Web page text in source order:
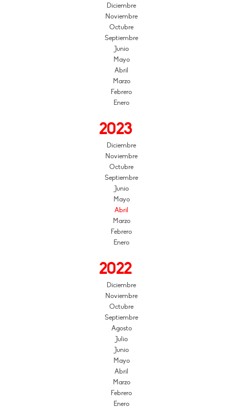
Diciembre
Noviembre
Octubre
Septiembre
Junio
Mayo
Abril
Marzo
Febrero
Enero
2023
Diciembre
Noviembre
Octubre
Septiembre
Junio
Mayo
Abril
Marzo
Febrero
Enero
2022
Diciembre
Noviembre
Octubre
Septiembre
Agosto
Julio
Junio
Mayo
Abril
Marzo
Febrero
Enero